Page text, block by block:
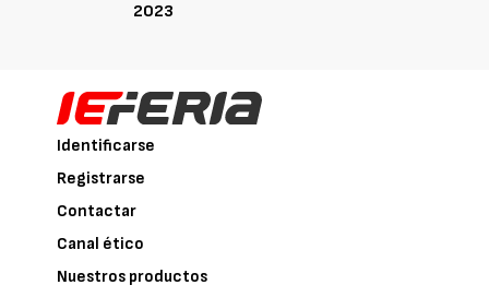
2023
Identificarse
Registrarse
Contactar
Canal ético
Nuestros productos